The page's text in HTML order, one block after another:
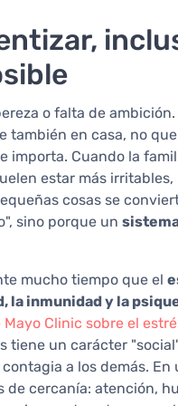
o falta de
en casa, no
Cuando la
estar más
cosas se
sino porque un
mucho tiempo que el
la inmunidad y la
Clinic sobre el
tiene un carácter
a los demás. En
cercanía: atención,